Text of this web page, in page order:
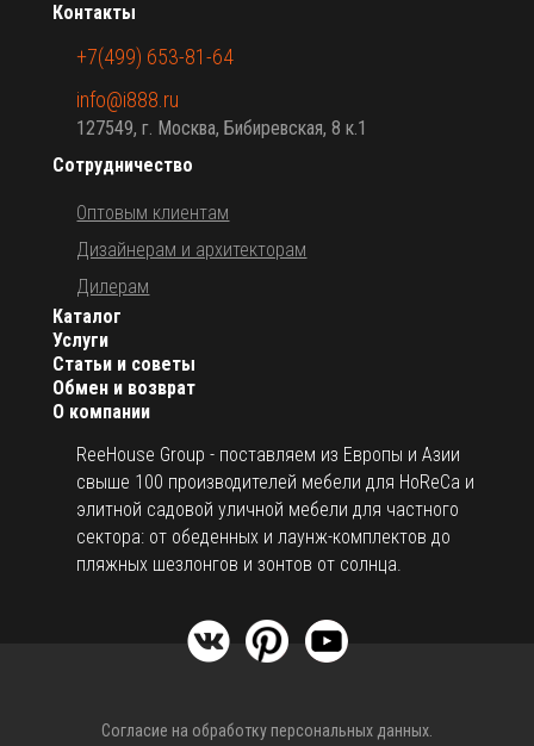
О компании
ReeHouse Group - поставляем из Европы и Азии
свыше 100 производителей мебели для HoReCa и
элитной садовой уличной мебели для частного
сектора: от обеденных и лаунж-комплектов до
пляжных шезлонгов и зонтов от солнца.
Каталог
Услуги
Статьи и советы
Обмен и возврат
Сотрудничество
Оптовым клиентам
Дизайнерам и архитекторам
Дилерам
Контакты
+7(499) 653-81-64
info@i888.ru
127549, г. Москва, Бибиревская, 8 к.1
Согласие на обработку персональных данных.